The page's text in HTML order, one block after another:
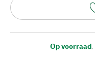
Op voorraad,